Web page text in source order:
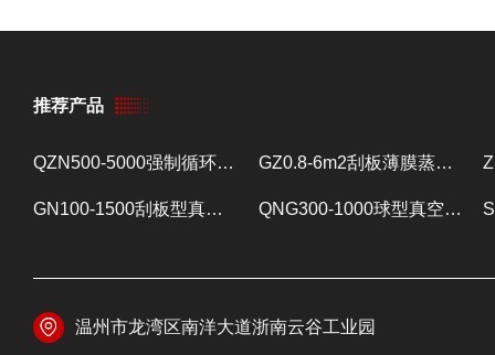
推荐产品
QZN500-5000强制循环蒸发器 蒸发设备 GZ0.8-6m2刮板薄膜蒸发器 提取浓缩设备
GN100-1500刮板型真空减压浓缩器 提取浓缩设备 QNG300-1000球型真空减压浓缩器 提取浓缩设备
温州市龙湾区南洋大道浙南云谷工业园